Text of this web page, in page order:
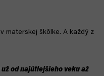
materskej škôlke. A každý z
od najútlejšieho veku až